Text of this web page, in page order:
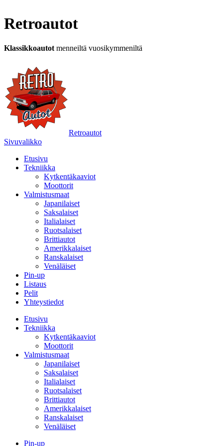
Retroautot
Klassikkoautot menneiltä vuosikymmeniltä
Retroautot
Sivuvalikko
Etusivu
Tekniikka
Kytkentäkaaviot
Moottorit
Valmistusmaat
Japanilaiset
Saksalaiset
Italialaiset
Ruotsalaiset
Brittiautot
Amerikkalaiset
Ranskalaiset
Venäläiset
Pin-up
Listaus
Pelit
Yhteystiedot
Etusivu
Tekniikka
Kytkentäkaaviot
Moottorit
Valmistusmaat
Japanilaiset
Saksalaiset
Italialaiset
Ruotsalaiset
Brittiautot
Amerikkalaiset
Ranskalaiset
Venäläiset
Pin-up